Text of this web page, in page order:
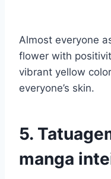
Almost everyone
flower with
vibrant yellow
everyone’s skin.
5.
manga